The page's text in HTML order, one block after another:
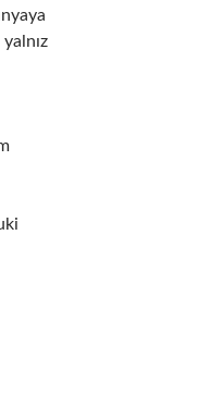
yalnız